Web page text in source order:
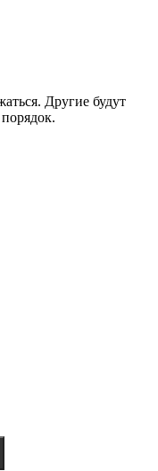
Другие будут